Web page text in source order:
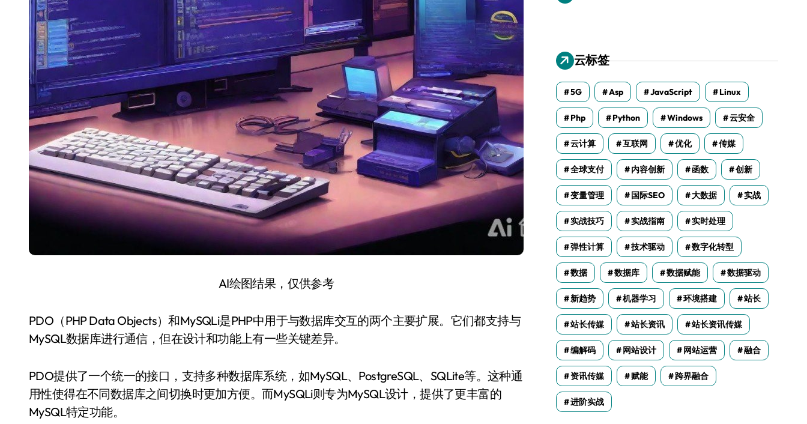
AI绘图结果，仅供参考
PDO（PHP Data Objects）和MySQLi是PHP中用于与数据库交互的两个主要扩展。它们都支持与
MySQL数据库进行通信，但在设计和功能上有一些关键差异。
PDO提供了一个统一的接口，支持多种数据库系统，如MySQL、PostgreSQL、SQLite等。这种通
用性使得在不同数据库之间切换时更加方便。而MySQLi则专为MySQL设计，提供了更丰富的
MySQL特定功能。
云标签
5G Asp JavaScript Linux
Php Python Windows 云安全
云计算 互联网 优化 传媒
全球支付 内容创新 函数 创新
变量管理 国际SEO 大数据 实战
实战技巧 实战指南 实时处理
弹性计算 技术驱动 数字化转型
数据 数据库 数据赋能 数据驱动
新趋势 机器学习 环境搭建 站长
站长传媒 站长资讯 站长资讯传媒
编解码 网站设计 网站运营 融合
资讯传媒 赋能 跨界融合
进阶实战